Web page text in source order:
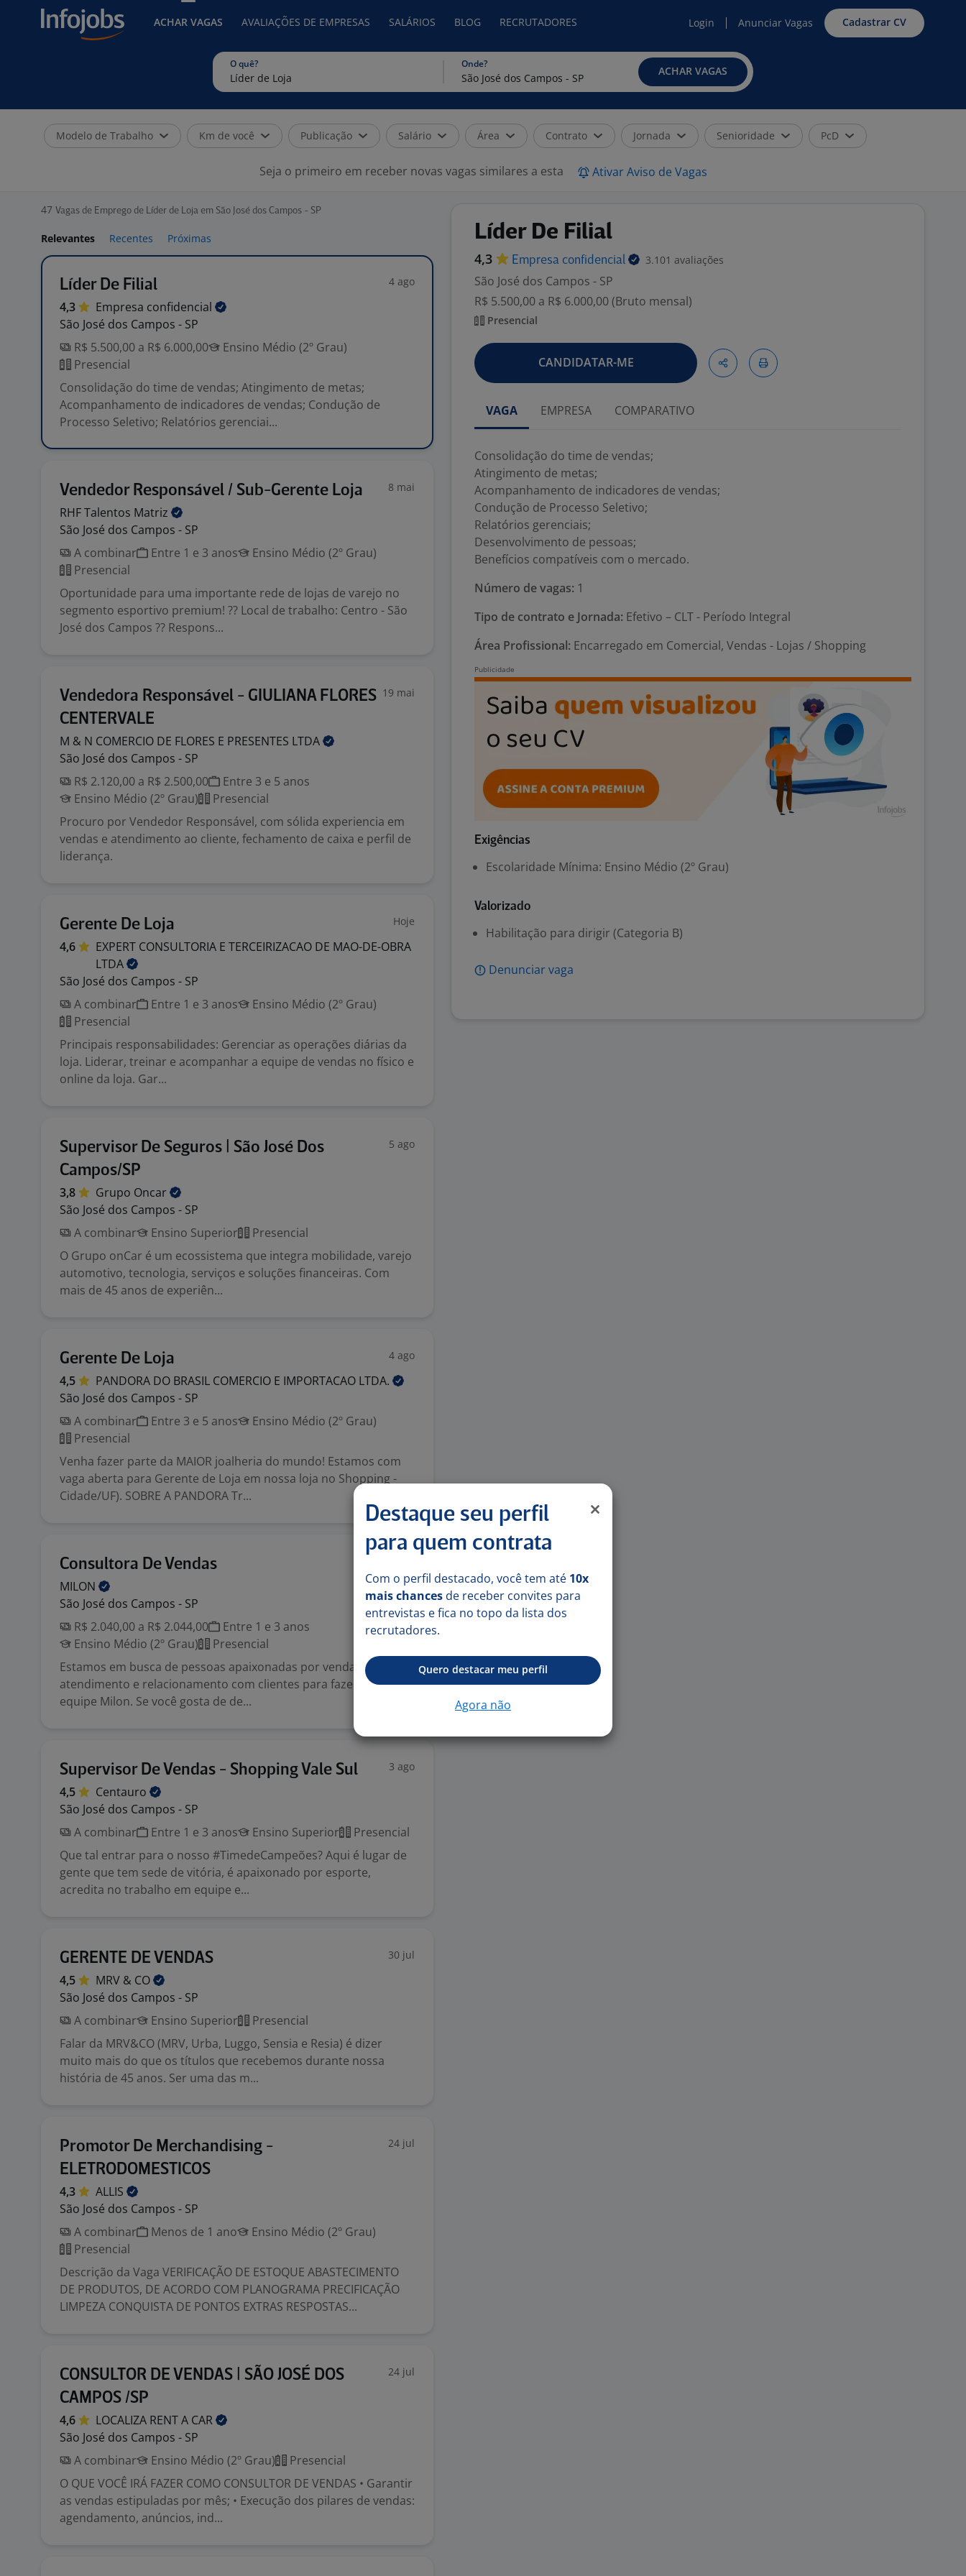
ACHAR VAGAS AVALIAÇÕES DE EMPRESAS SALÁRIOS BLOG RECRUTADORES Login Anunciar Vagas Cadastrar CV
O quê? Onde?
ACHAR VAGAS
Modelo de Trabalho Km de você Publicação Salário Área Contrato Jornada Senioridade PcD
Seja o primeiro em receber novas vagas similares a esta Ativar Aviso de Vagas
47 Vagas de Emprego de Líder de Loja em São José dos Campos - SP
Relevantes Recentes Próximas
Líder De Filial 4 ago
4,3 Empresa confidencial
São José dos Campos - SP
R$ 5.500,00 a R$ 6.000,00
Ensino Médio (2º Grau)
Presencial
Consolidação do time de vendas; Atingimento de metas;
Acompanhamento de indicadores de vendas; Condução de
Processo Seletivo; Relatórios gerenciai...
Vendedor Responsável / Sub-Gerente Loja 8 mai
RHF Talentos Matriz
São José dos Campos - SP
A combinar
Entre 1 e 3 anos
Ensino Médio (2º Grau)
Presencial
Oportunidade para uma importante rede de lojas de varejo no
segmento esportivo premium! ?? Local de trabalho: Centro - São
José dos Campos ?? Respons...
Vendedora Responsável - GIULIANA FLORES
CENTERVALE
19 mai
M & N COMERCIO DE FLORES E PRESENTES LTDA
São José dos Campos - SP
R$ 2.120,00 a R$ 2.500,00
Entre 3 e 5 anos
Ensino Médio (2º Grau)
Presencial
Procuro por Vendedor Responsável, com sólida experiencia em
vendas e atendimento ao cliente, fechamento de caixa e perfil de
liderança.
Gerente De Loja Hoje
4,6
EXPERT CONSULTORIA E TERCEIRIZACAO DE MAO-DE-OBRA
LTDA
São José dos Campos - SP
A combinar
Entre 1 e 3 anos
Ensino Médio (2º Grau)
Presencial
Principais responsabilidades: Gerenciar as operações diárias da
loja. Liderar, treinar e acompanhar a equipe de vendas no físico e
online da loja. Gar...
Supervisor De Seguros | São José Dos
Campos/SP
5 ago
3,8 Grupo Oncar
São José dos Campos - SP
A combinar
Ensino Superior
Presencial
O Grupo onCar é um ecossistema que integra mobilidade, varejo
automotivo, tecnologia, serviços e soluções financeiras. Com
mais de 45 anos de experiên...
Gerente De Loja 4 ago
4,5 PANDORA DO BRASIL COMERCIO E IMPORTACAO LTDA.
São José dos Campos - SP
A combinar
Entre 3 e 5 anos
Ensino Médio (2º Grau)
Presencial
Venha fazer parte da MAIOR joalheria do mundo! Estamos com
vaga aberta para Gerente de Loja em nossa loja no Shopping -
Cidade/UF). SOBRE A PANDORA Tr...
Consultora De Vendas
MILON
São José dos Campos - SP
R$ 2.040,00 a R$ 2.044,00
Entre 1 e 3 anos
Ensino Médio (2º Grau)
Presencial
Estamos em busca de pessoas apaixonadas por vendas,
atendimento e relacionamento com clientes para fazer parte da
equipe Milon. Se você gosta de de...
Supervisor De Vendas - Shopping Vale Sul 3 ago
4,5
Centauro
São José dos Campos - SP
A combinar
Entre 1 e 3 anos Ensino Superior
Presencial
Que tal entrar para o nosso #TimedeCampeões? Aqui é lugar de
gente que tem sede de vitória, é apaixonado por esporte,
acredita no trabalho em equipe e...
GERENTE DE VENDAS 30 jul
4,5 MRV & CO
São José dos Campos - SP
A combinar
Ensino Superior
Presencial
Falar da MRV&CO (MRV, Urba, Luggo, Sensia e Resia) é dizer
muito mais do que os títulos que recebemos durante nossa
história de 45 anos. Ser uma das m...
Promotor De Merchandising -
ELETRODOMESTICOS
24 jul
4,3
ALLIS
São José dos Campos - SP
A combinar
Menos de 1 ano
Ensino Médio (2º Grau)
Presencial
Descrição da Vaga VERIFICAÇÃO DE ESTOQUE ABASTECIMENTO
DE PRODUTOS, DE ACORDO COM PLANOGRAMA PRECIFICAÇÃO
LIMPEZA CONQUISTA DE PONTOS EXTRAS RESPOSTAS...
CONSULTOR DE VENDAS | SÃO JOSÉ DOS
CAMPOS /SP
24 jul
4,6 LOCALIZA RENT A CAR
São José dos Campos - SP
A combinar
Ensino Médio (2º Grau)
Presencial
O QUE VOCÊ IRÁ FAZER COMO CONSULTOR DE VENDAS • Garantir
as vendas estipuladas por mês; • Execução dos pilares de vendas:
agendamento, anúncios, ind...
Líder De Filial
4,3 Empresa confidencial 3.101 avaliações
São José dos Campos - SP
R$ 5.500,00 a R$ 6.000,00 (Bruto mensal)
Presencial
CANDIDATAR-ME
VAGA EMPRESA COMPARATIVO
Consolidação do time de vendas;
Atingimento de metas;
Acompanhamento de indicadores de vendas;
Condução de Processo Seletivo;
Relatórios gerenciais;
Desenvolvimento de pessoas;
Benefícios compatíveis com o mercado.
Número de vagas: 1
Tipo de contrato e Jornada: Efetivo – CLT - Período Integral
Área Profissional: Encarregado em Comercial, Vendas - Lojas / Shopping
Exigências
Escolaridade Mínima: Ensino Médio (2º Grau)
Valorizado
Habilitação para dirigir (Categoria B)
Denunciar vaga
Destaque seu perfil
para quem contrata
Com o perfil destacado, você tem até 10x
mais chances de receber convites para
entrevistas e fica no topo da lista dos
recrutadores.
Quero destacar meu perfil
Agora não